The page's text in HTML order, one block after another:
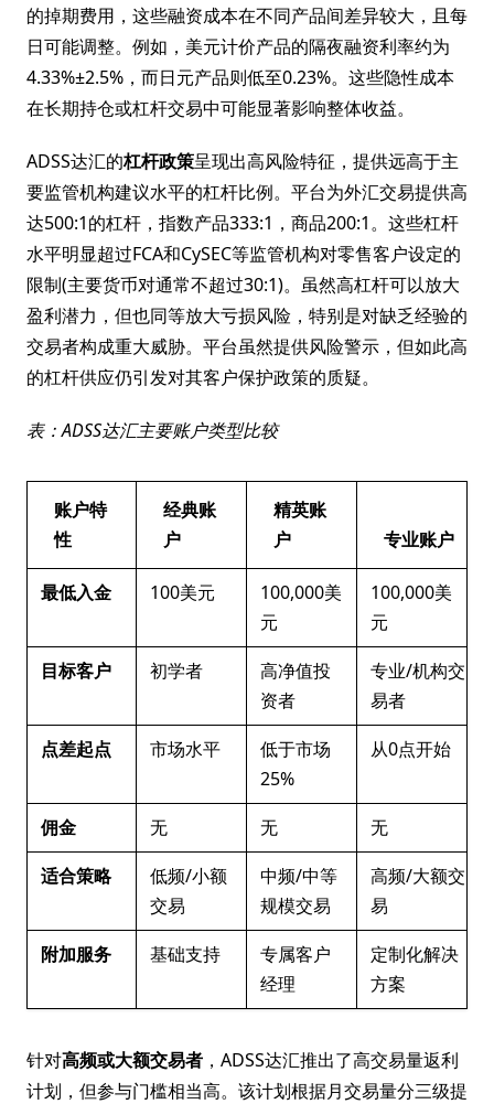
的掉期费用，这些融资成本在不同产品间差异较大，且每
日可能调整。例如，美元计价产品的隔夜融资利率约为
4.33%±2.5%，而日元产品则低至0.23%。这些隐性成本
在长期持仓或杠杆交易中可能显著影响整体收益。
ADSS达汇的杠杆政策呈现出高风险特征，提供远高于主
要监管机构建议水平的杠杆比例。平台为外汇交易提供高
达500:1的杠杆，指数产品333:1，商品200:1。这些杠杆
水平明显超过FCA和CySEC等监管机构对零售客户设定的
限制(主要货币对通常不超过30:1)。虽然高杠杆可以放大
盈利潜力，但也同等放大亏损风险，特别是对缺乏经验的
交易者构成重大威胁。平台虽然提供风险警示，但如此高
的杠杆供应仍引发对其客户保护政策的质疑。
表：ADSS达汇主要账户类型比较
账户特
性
经典账
户
精英账
户
专业账户
最低入金 100美元
100,000美
元
100,000美
元
目标客户
初学者
高净值投
资者
专业/机构交
易者
点差起点
市场水平
低于市场
25%
从0点开始
佣金 无 无
无
适合策略
低频/小额
交易
中频/中等
规模交易
高频/大额交
易
附加服务
基础支持
专属客户
经理
定制化解决
方案
针对高频或大额交易者 ，ADSS达汇推出了高交易量返利
计划，但参与门槛相当高。该计划根据月交易量分三级提